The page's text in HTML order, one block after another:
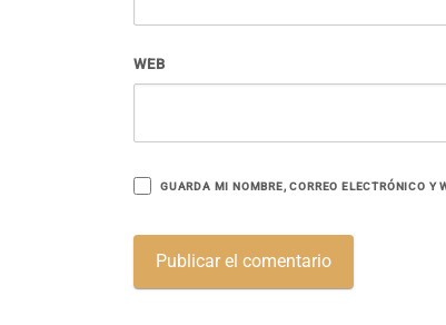
WEB
GUARDA MI NOMBRE, CORREO ELECTRÓNICO Y